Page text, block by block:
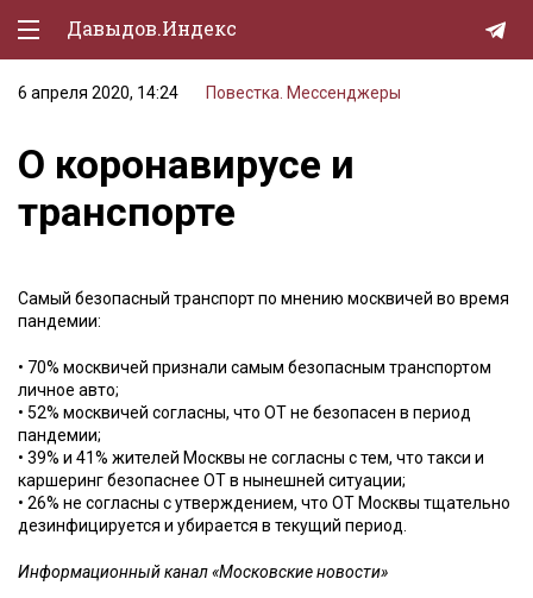
Давыдов.Индекс
Политическая жизнь
Экономика
Природа
Спорт
Lifestyle
Мурзилка
6 апреля 2020, 14:24 Повестка. Мессенджеры
О коронавирусе и
транспорте
Самый безопасный транспорт по мнению москвичей во время
пандемии:
• 70% москвичей признали самым безопасным транспортом
личное авто;
• 52% москвичей согласны, что ОТ не безопасен в период
пандемии;
• 39% и 41% жителей Москвы не согласны с тем, что такси и
каршеринг безопаснее ОТ в нынешней ситуации;
• 26% не согласны с утверждением, что ОТ Москвы тщательно
дезинфицируется и убирается в текущий период.
Информационный канал «Московские новости»